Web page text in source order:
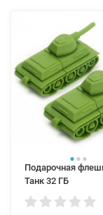
Подарочная
Танк 32 ГБ